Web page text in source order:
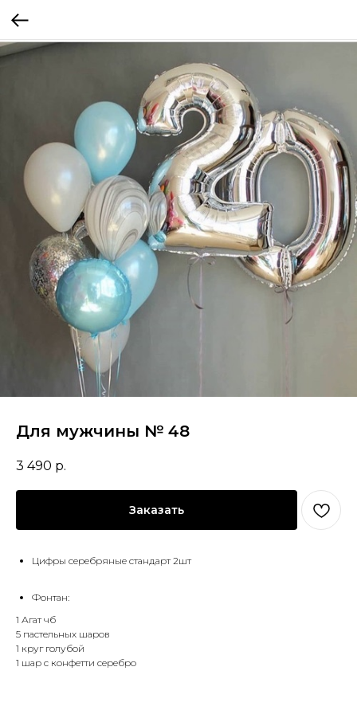
Для мужчины № 48
3 490 р.
Заказать
Цифры серебряные стандарт 2шт
Фонтан:
1 Агат чб
5 пастельных шаров
1 круг голубой
1 шар с конфетти серебро